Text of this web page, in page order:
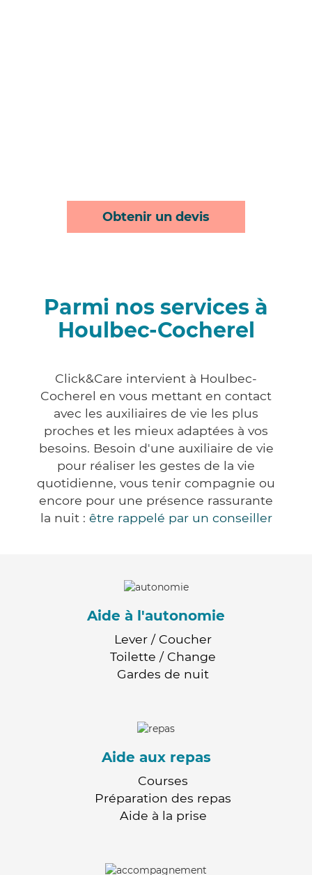
Obtenir un devis
Parmi nos services à
Houlbec-Cocherel
Click&Care intervient à Houlbec-
Cocherel en vous mettant en contact
avec les auxiliaires de vie les plus
proches et les mieux adaptées à vos
besoins. Besoin d'une auxiliaire de vie
pour réaliser les gestes de la vie
quotidienne, vous tenir compagnie ou
encore pour une présence rassurante
la nuit : être rappelé par un conseiller
Aide à l'autonomie
Lever / Coucher
Toilette / Change
Gardes de nuit
Aide aux repas
Courses
Préparation des repas
Aide à la prise